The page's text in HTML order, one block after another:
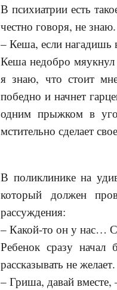
В психиатрии есть
честно говоря, не знаю.
– Кеша, если нагадишь
Кеша недобро мяукнул
я знаю, что стоит
победно и начнет
одним прыжком в
мстительно сделает
В поликлинике на
который должен
рассуждения:
– Какой-то он у нас…
Ребенок сразу
рассказывать не желает.
– Гриша, давай